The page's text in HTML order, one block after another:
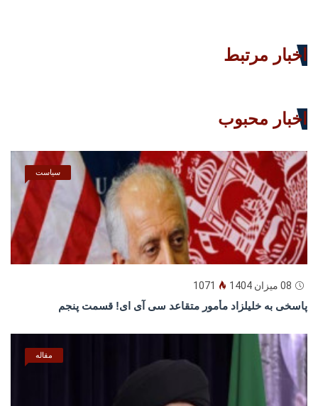
اخبار مرتبط
اخبار محبوب
سیاست
08 میزان 1404 1071
پاسخى به خليلزاد مأمور متقاعد سى آى اى! قسمت پنجم
مقاله